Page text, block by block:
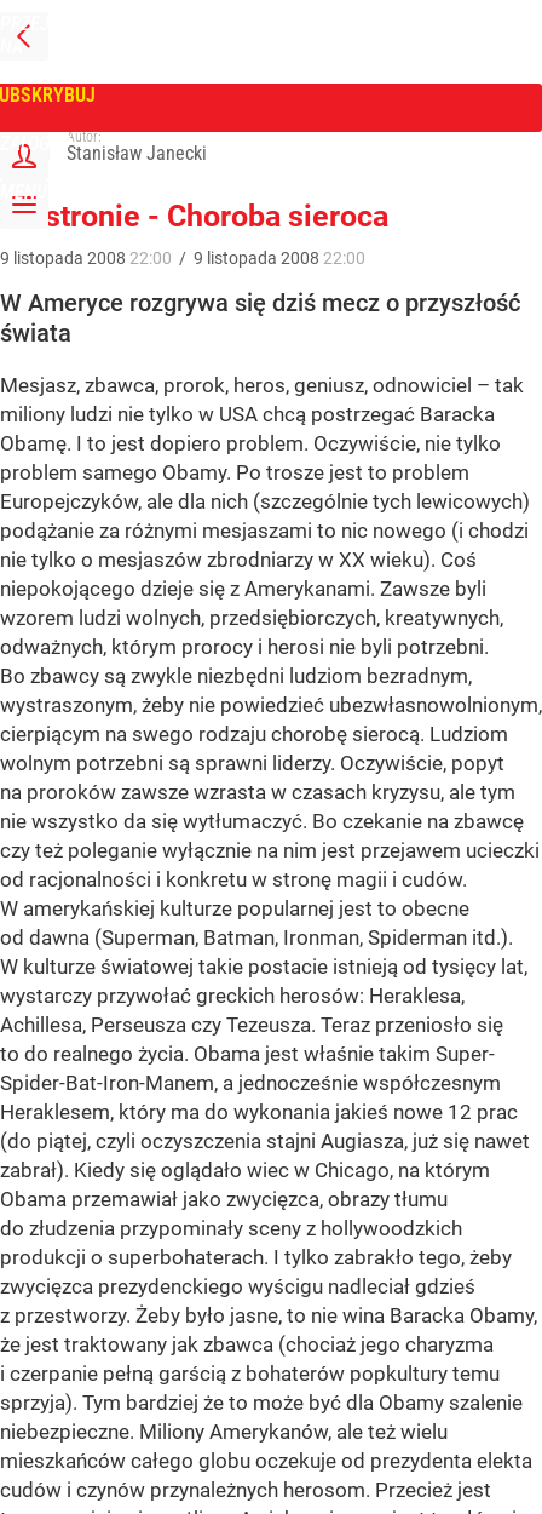
PRZEJDŹ
NA
GŁÓWNĄ
ZALOGUJ
MENU
Tygodnik Wprost
Autor:
Stanisław Janecki
Na stronie - Choroba sieroca
9 listopada 2008 22:00 / 9 listopada 2008 22:00
W Ameryce rozgrywa się dziś mecz o przyszłość
świata
Mesjasz, zbawca, prorok, heros, geniusz, odnowiciel – tak
miliony ludzi nie tylko w USA chcą postrzegać Baracka
Obamę. I to jest dopiero problem. Oczywiście, nie tylko
problem samego Obamy. Po trosze jest to problem
Europejczyków, ale dla nich (szczególnie tych lewicowych)
podążanie za różnymi mesjaszami to nic nowego (i chodzi
nie tylko o mesjaszów zbrodniarzy w XX wieku). Coś
niepokojącego dzieje się z Amerykanami. Zawsze byli
wzorem ludzi wolnych, przedsiębiorczych, kreatywnych,
odważnych, którym prorocy i herosi nie byli potrzebni.
Bo zbawcy są zwykle niezbędni ludziom bezradnym,
wystraszonym, żeby nie powiedzieć ubezwłasnowolnionym,
cierpiącym na swego rodzaju chorobę sierocą. Ludziom
wolnym potrzebni są sprawni liderzy. Oczywiście, popyt
na proroków zawsze wzrasta w czasach kryzysu, ale tym
nie wszystko da się wytłumaczyć. Bo czekanie na zbawcę
czy też poleganie wyłącznie na nim jest przejawem ucieczki
od racjonalności i konkretu w stronę magii i cudów.
W amerykańskiej kulturze popularnej jest to obecne
od dawna (Superman, Batman, Ironman, Spiderman itd.).
W kulturze światowej takie postacie istnieją od tysięcy lat,
wystarczy przywołać greckich herosów: Heraklesa,
Achillesa, Perseusza czy Tezeusza. Teraz przeniosło się
to do realnego życia. Obama jest właśnie takim Super-
Spider-Bat-Iron-Manem, a jednocześnie współczesnym
Heraklesem, który ma do wykonania jakieś nowe 12 prac
(do piątej, czyli oczyszczenia stajni Augiasza, już się nawet
zabrał). Kiedy się oglądało wiec w Chicago, na którym
Obama przemawiał jako zwycięzca, obrazy tłumu
do złudzenia przypominały sceny z hollywoodzkich
produkcji o superbohaterach. I tylko zabrakło tego, żeby
zwycięzca prezydenckiego wyścigu nadleciał gdzieś
z przestworzy. Żeby było jasne, to nie wina Baracka Obamy,
że jest traktowany jak zbawca (chociaż jego charyzma
i czerpanie pełną garścią z bohaterów popkultury temu
sprzyja). Tym bardziej że to może być dla Obamy szalenie
niebezpieczne. Miliony Amerykanów, ale też wielu
mieszkańców całego globu oczekuje od prezydenta elekta
cudów i czynów przynależnych herosom. Przecież jest